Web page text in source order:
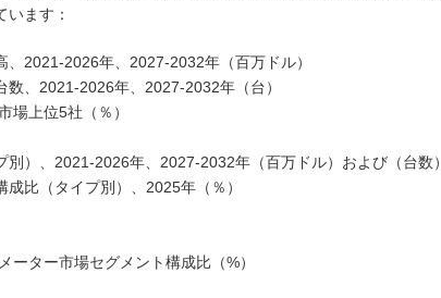
ます：
2021-2026年、2027-2032年（百万ドル）
、2021-2026年、2027-2032年（台）
場上位5社（％）
）、2021-2026年、2027-2032年（百万ドル）および（台数）
比（タイプ別）、2025年（％）
ター市場セグメント構成比（%）